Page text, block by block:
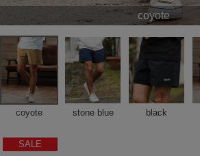
coyote
coyote stone blue black
SALE